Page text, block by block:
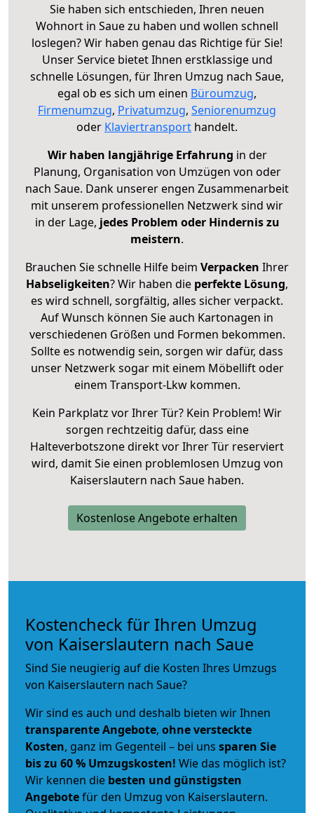
Sie haben sich entschieden, Ihren neuen
Wohnort in Saue zu haben und wollen schnell
loslegen? Wir haben genau das Richtige für Sie!
Unser Service bietet Ihnen erstklassige und
schnelle Lösungen, für Ihren Umzug nach Saue,
egal ob es sich um einen Büroumzug,
Firmenumzug, Privatumzug, Seniorenumzug
oder Klaviertransport handelt.
Wir haben langjährige Erfahrung in der
Planung, Organisation von Umzügen von oder
nach Saue. Dank unserer engen Zusammenarbeit
mit unserem professionellen Netzwerk sind wir
in der Lage, jedes Problem oder Hindernis zu
meistern.
Brauchen Sie schnelle Hilfe beim Verpacken Ihrer
Habseligkeiten? Wir haben die perfekte Lösung,
es wird schnell, sorgfältig, alles sicher verpackt.
Auf Wunsch können Sie auch Kartonagen in
verschiedenen Größen und Formen bekommen.
Sollte es notwendig sein, sorgen wir dafür, dass
unser Netzwerk sogar mit einem Möbellift oder
einem Transport-Lkw kommen.
Kein Parkplatz vor Ihrer Tür? Kein Problem! Wir
sorgen rechtzeitig dafür, dass eine
Halteverbotszone direkt vor Ihrer Tür reserviert
wird, damit Sie einen problemlosen Umzug von
Kaiserslautern nach Saue haben.
Kostenlose Angebote erhalten
Kostencheck für Ihren Umzug
von Kaiserslautern nach Saue
Sind Sie neugierig auf die Kosten Ihres Umzugs
von Kaiserslautern nach Saue?
Wir sind es auch und deshalb bieten wir Ihnen
transparente Angebote, ohne versteckte
Kosten, ganz im Gegenteil – bei uns sparen Sie
bis zu 60 % Umzugskosten! Wie das möglich ist?
Wir kennen die besten und günstigsten
Angebotefür den Umzug von Kaiserslautern.